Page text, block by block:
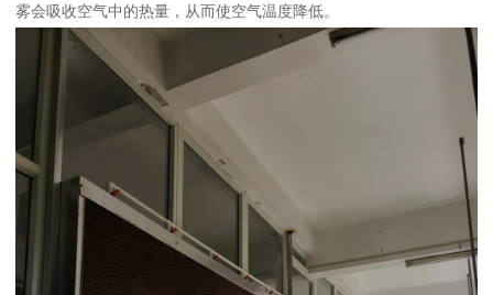
雾会吸收空气中的热量，从而使空气温度降低。